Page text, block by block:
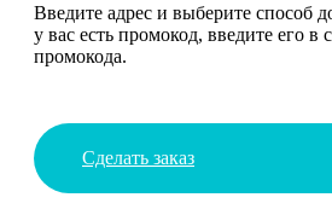
Введите адрес и выберите способ
у вас есть промокод, введите его в
промокода.
Сделать заказ